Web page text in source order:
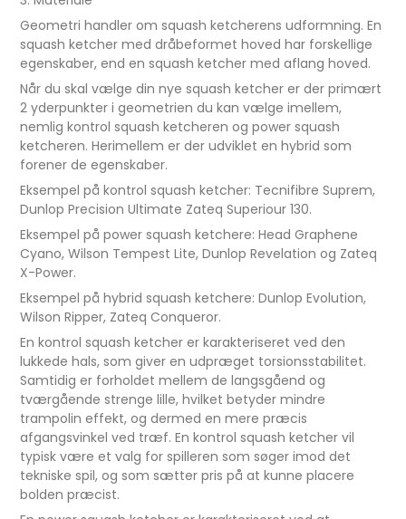
Geometri handler om squash ketcherens udformning. En
squash ketcher med dråbeformet hoved har forskellige
egenskaber, end en squash ketcher med aflang hoved.
Når du skal vælge din nye squash ketcher er der primært
2 yderpunkter i geometrien du kan vælge imellem,
nemlig kontrol squash ketcheren og power squash
ketcheren. Herimellem er der udviklet en hybrid som
forener de egenskaber.
Eksempel på kontrol squash ketcher: Tecnifibre Suprem,
Dunlop Precision Ultimate Zateq Superiour 130.
Eksempel på power squash ketchere: Head Graphene
Cyano, Wilson Tempest Lite, Dunlop Revelation og Zateq
X-Power.
Eksempel på hybrid squash ketchere: Dunlop Evolution,
Wilson Ripper, Zateq Conqueror.
En kontrol squash ketcher er karakteriseret ved den
lukkede hals, som giver en udpræget torsionsstabilitet.
Samtidig er forholdet mellem de langsgåend og
tværgående strenge lille, hvilket betyder mindre
trampolin effekt, og dermed en mere præcis
afgangsvinkel ved træf. En kontrol squash ketcher vil
typisk være et valg for spilleren som søger imod det
tekniske spil, og som sætter pris på at kunne placere
bolden præcist.